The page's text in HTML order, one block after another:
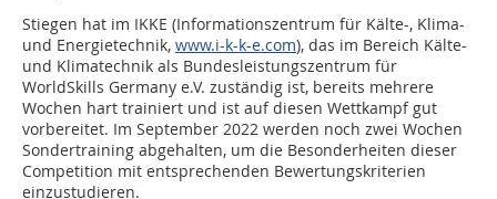
Stiegen hat im IKKE (Informationszentrum für Kälte-, Klima-
und Energietechnik, www.i-k-k-e.com), das im Bereich Kälte-
und Klimatechnik als Bundesleistungszentrum für
WorldSkills Germany e.V. zuständig ist, bereits mehrere
Wochen hart trainiert und ist auf diesen Wettkampf gut
vorbereitet. Im September 2022 werden noch zwei Wochen
Sondertraining abgehalten, um die Besonderheiten dieser
Competition mit entsprechenden Bewertungskriterien
einzustudieren.